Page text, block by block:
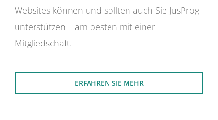
Websites können und sollten auch Sie JusProg
unterstützen – am besten mit einer
Mitgliedschaft.
ERFAHREN SIE MEHR